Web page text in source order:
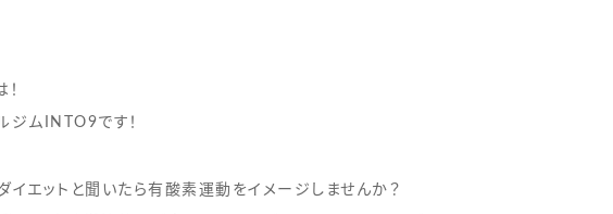
ジムINTO9です！
イエットと聞いたら有酸素運動をイメージしませんか？